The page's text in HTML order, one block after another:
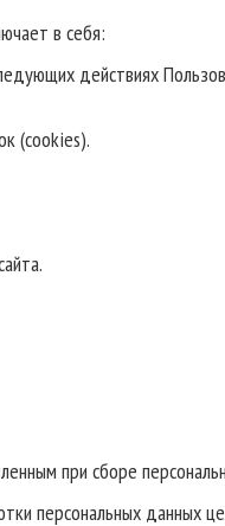
в себя:
действиях
(cookies).
при сборе
персональных данных